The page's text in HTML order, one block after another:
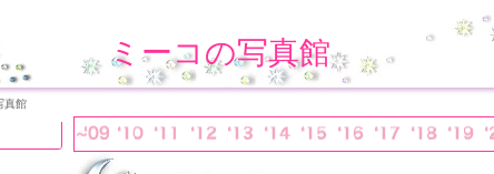
ミーコの写真館
真館